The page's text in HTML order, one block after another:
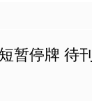
暂停牌 待